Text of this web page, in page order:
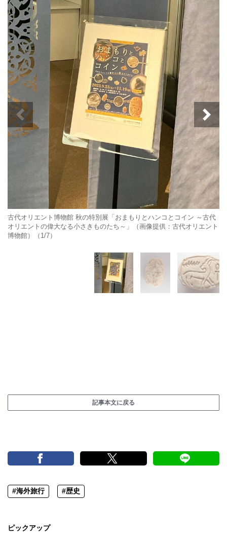
古代オリエント博物館 秋の特別展「おまもりとハンコとコイン ～古代
オリエントの偉大なる小さきものたち～」（画像提供：古代オリエント
博物館）（1/7）
記事本文に戻る
#海外旅行 #歴史
ピックアップ